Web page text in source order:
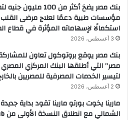
بنك مصر يضخ أكثر من
مؤسسات طبية دعمًا لعلاج مرضى القلب
استكمالًا لإسهاماته المؤثرة في قطاع
3 أغسطس، 2026
بنك مصر يوقع بروتوكول تعاون
مصر” التي أطلقها البنك المركزي المصري
لتيسير الخدمات المصرفية للمصريين
2 أغسطس، 2026
مارينا يخوت بورتو مارينا تقود بداية
الشمالي مع انطلاق النسخة الأولى من Egypt Boat Club